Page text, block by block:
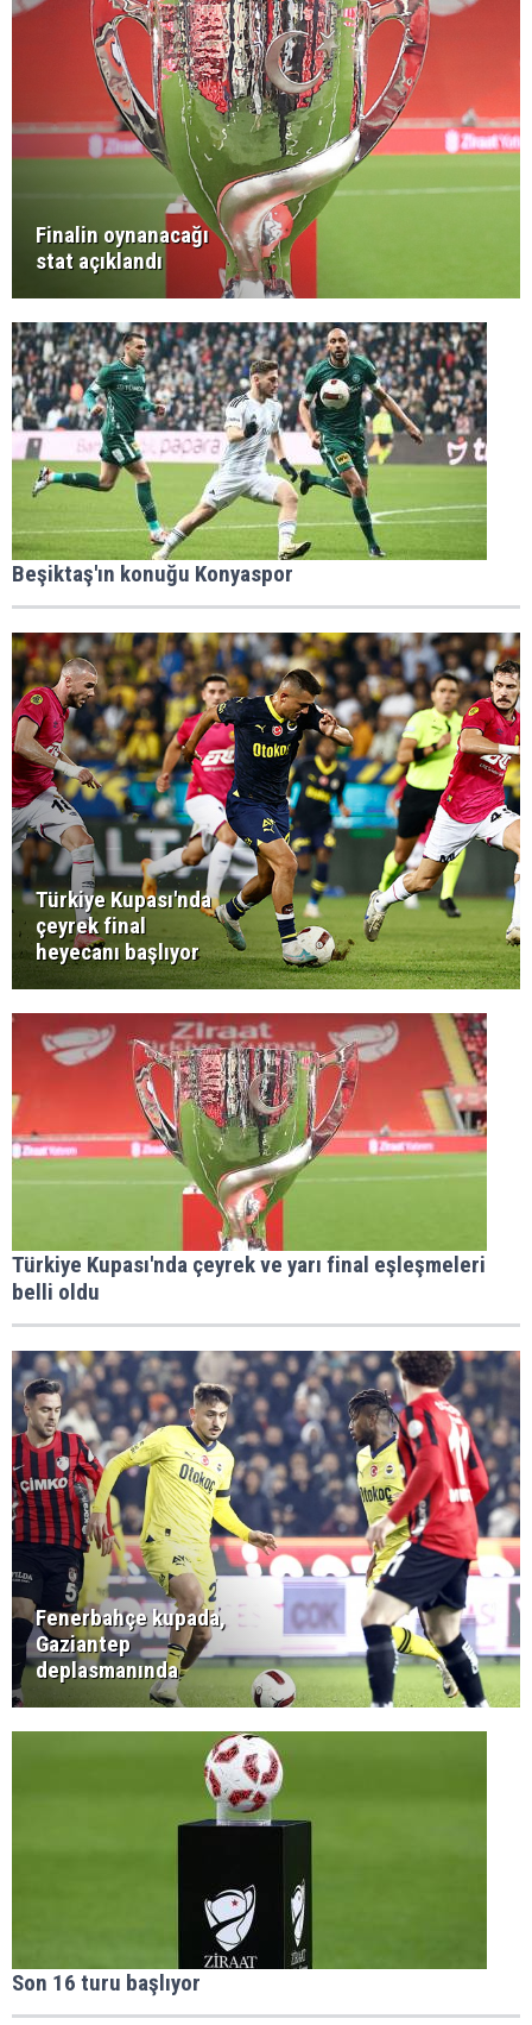
Finalin oynanacağı
stat açıklandı
Beşiktaş'ın konuğu Konyaspor
Türkiye Kupası'nda
çeyrek final
heyecanı başlıyor
Türkiye Kupası'nda çeyrek ve yarı final eşleşmeleri
belli oldu
Fenerbahçe kupada,
Gaziantep
deplasmanında
Son 16 turu başlıyor